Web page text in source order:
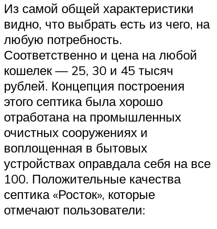
Из самой общей характеристики
видно, что выбрать есть из чего, на
любую потребность.
Соответственно и цена на любой
кошелек — 25, 30 и 45 тысяч
рублей. Концепция построения
этого септика была хорошо
отработана на промышленных
очистных сооружениях и
воплощенная в бытовых
устройствах оправдала себя на все
100. Положительные качества
септика «Росток», которые
отмечают пользователи: